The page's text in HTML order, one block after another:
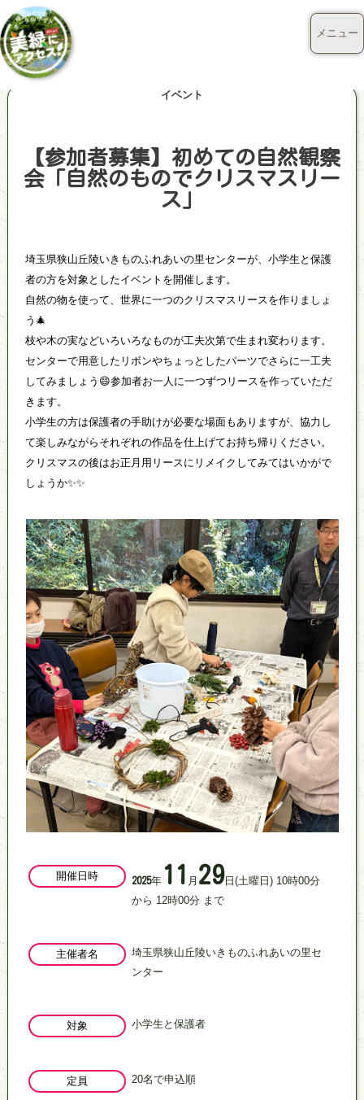
イベント
【参加者募集】初めての自然観察
会「自然のものでクリスマスリー
ス」
埼玉県狭山丘陵いきものふれあいの里センターが、小学生と保護
者の方を対象としたイベントを開催します。
自然の物を使って、世界に一つのクリスマスリースを作りましょ
う🎄
枝や木の実などいろいろなものが工夫次第で生まれ変わります。
センターで用意したリボンやちょっとしたパーツでさらに一工夫
してみましょう😄参加者お一人に一つずつリースを作っていただ
きます。
小学生の方は保護者の手助けが必要な場面もありますが、協力し
て楽しみながらそれぞれの作品を仕上げてお持ち帰りください。
クリスマスの後はお正月用リースにリメイクしてみてはいかがで
しょうか✨✨
開催日時 2025年 11 月 29日(土曜日) 10時00分
から 12時00分 まで
主催者名
埼玉県狭山丘陵いきものふれあいの里セ
ンター
対象 小学生と保護者
定員 20名で申込順
メニュー